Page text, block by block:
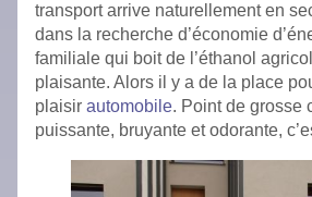
transport arrive naturellement en
dans la recherche d’économie
familiale qui boit de l’éthanol
plaisante. Alors il y a de la place
plaisir automobile. Point de grosse
puissante, bruyante et odorante,